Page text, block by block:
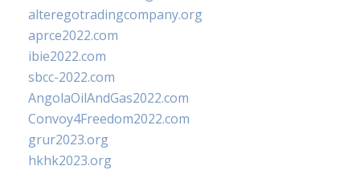
alteregotradingcompany.org
aprce2022.com
ibie2022.com
sbcc-2022.com
AngolaOilAndGas2022.com
Convoy4Freedom2022.com
grur2023.org
hkhk2023.org